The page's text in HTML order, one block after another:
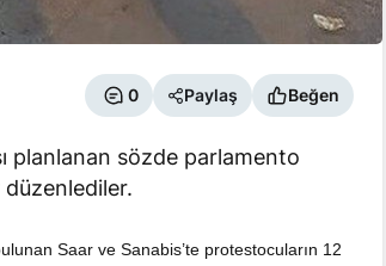
0 Paylaş Beğen
planlanan sözde parlamento
Saar ve Sanabis’te protestocuların 12
RÖPORTAJ